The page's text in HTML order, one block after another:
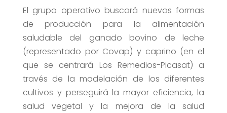
El grupo operativo buscará nuevas formas
de producción para la alimentación
saludable del ganado bovino de leche
(representado por Covap) y caprino (en el
que se centrará Los Remedios-Picasat) a
través de la modelación de los diferentes
cultivos y perseguirá la mayor eficiencia, la
salud vegetal y la mejora de la salud